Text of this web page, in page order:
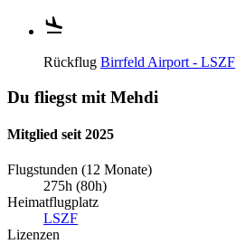
Rückflug Birrfeld Airport - LSZF
Du fliegst mit Mehdi
Mitglied seit 2025
Flugstunden (12 Monate)
275h (80h)
Heimatflugplatz
LSZF
Lizenzen